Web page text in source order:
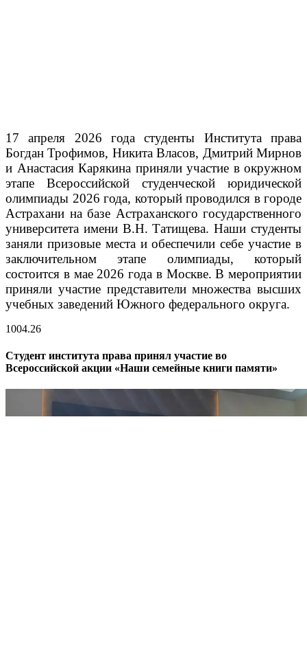
17 апреля 2026 года студенты Института права
Богдан Трофимов, Никита Власов, Дмитрий Мирнов
и Анастасия Карякина приняли участие в окружном
этапе Всероссийской студенческой юридической
олимпиады 2026 года, который проводился в городе
Астрахани на базе Астраханского государственного
университета имени В.Н. Татищева.Наши студенты
заняли призовые места и обеспечили себе участие в
заключительном этапе олимпиады, который
состоится в мае 2026 года в Москве. В мероприятии
приняли участие представители множества высших
учебных заведений Южного федерального округа.
1004.26
Студент института права принял участие во
Всероссийской акции «Наши семейные книги памяти»